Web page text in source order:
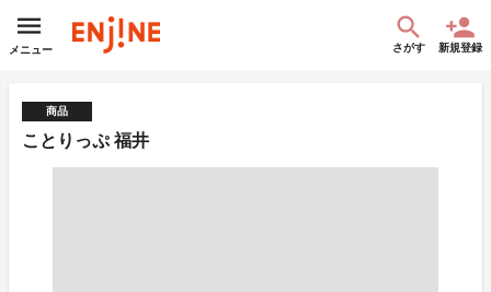
メニュー さがす 新規登録
商品
ことりっぷ 福井